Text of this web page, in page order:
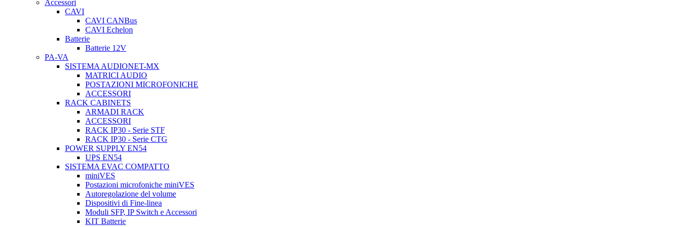
Accessori
CAVI
CAVI CANBus
CAVI Echelon
Batterie
Batterie 12V
PA-VA
SISTEMA AUDIONET-MX
MATRICI AUDIO
POSTAZIONI MICROFONICHE
ACCESSORI
RACK CABINETS
ARMADI RACK
ACCESSORI
RACK IP30 - Serie STF
RACK IP30 - Serie CTG
POWER SUPPLY EN54
UPS EN54
SISTEMA EVAC COMPATTO
miniVES
Postazioni microfoniche miniVES
Autoregolazione del volume
Dispositivi di Fine-linea
Moduli SFP, IP Switch e Accessori
KIT Batterie